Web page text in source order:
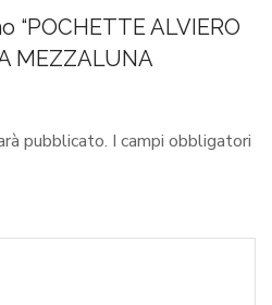
“POCHETTE ALVIERO
MEZZALUNA
pubblicato. I campi obbligatori